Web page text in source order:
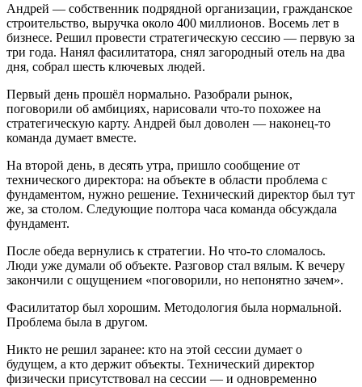
Андрей — собственник подрядной организации, гражданское
строительство, выручка около 400 миллионов. Восемь лет в
бизнесе. Решил провести стратегическую сессию — первую за
три года. Нанял фасилитатора, снял загородный отель на два
дня, собрал шесть ключевых людей.
Первый день прошёл нормально. Разобрали рынок,
поговорили об амбициях, нарисовали что-то похожее на
стратегическую карту. Андрей был доволен — наконец-то
команда думает вместе.
На второй день, в десять утра, пришло сообщение от
технического директора: на объекте в области проблема с
фундаментом, нужно решение. Технический директор был тут
же, за столом. Следующие полтора часа команда обсуждала
фундамент.
После обеда вернулись к стратегии. Но что-то сломалось.
Люди уже думали об объекте. Разговор стал вялым. К вечеру
закончили с ощущением «поговорили, но непонятно зачем».
Фасилитатор был хорошим. Методология была нормальной.
Проблема была в другом.
Никто не решил заранее: кто на этой сессии думает о
будущем, а кто держит объекты. Технический директор
физически присутствовал на сессии — и одновременно